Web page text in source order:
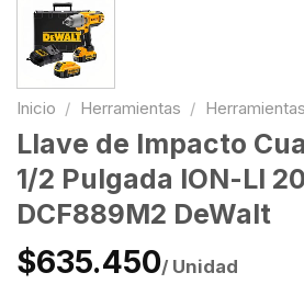
Inicio / Herramientas /
Llave de Impacto
1/2 Pulgada ION-LI
DCF889M2 DeWalt
$635.450/ Unidad